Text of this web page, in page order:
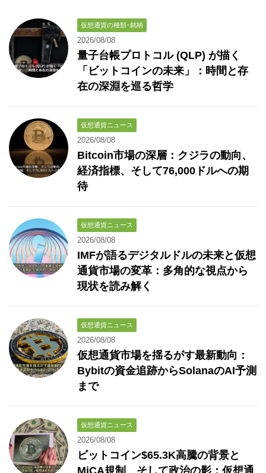
仮想通貨の種類･銘柄
2026/08/08
量子台帳プロトコル (QLP) が描く
「ビットコインの未来」：時間と存
在の深淵を巡る哲学
仮想通貨ニュース
2026/08/08
Bitcoin市場の深層：クジラの動向、
経済指標、そして76,000ドルへの期
待
仮想通貨ニュース
2026/08/08
IMFが語るデジタルドルの未来と仮想
通貨市場の変革：多角的な視点から
現状を読み解く
仮想通貨ニュース
2026/08/08
仮想通貨市場を揺るがす最新動向：
Bybitの資金追跡からSolanaのAI予測
まで
仮想通貨ニュース
2026/08/08
ビットコイン$65.3K高騰の背景と
MiCA規制、そして政治の影：仮想通